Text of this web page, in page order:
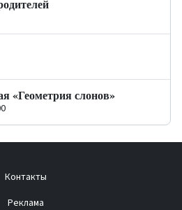
«Геометрия слонов»
Контакты
Реклама